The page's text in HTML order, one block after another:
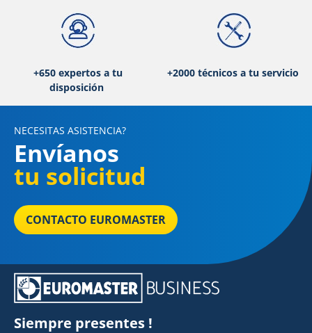
+650 expertos a tu
disposición
+2000 técnicos a tu servicio
NECESITAS ASISTENCIA?
Envíanos
tu solicitud
CONTACTO EUROMASTER
Siempre presentes !